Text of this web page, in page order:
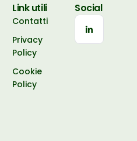
Link utili
Contatti
Privacy
Policy
Cookie
Policy
Social